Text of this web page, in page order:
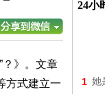
》。文章
方式建立一
24小
1 她